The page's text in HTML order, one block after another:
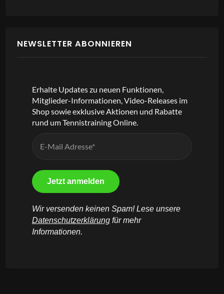
NEWSLETTER ABONNIEREN
Erhalte Updates zu neuen Funktionen,
Mitglieder-Informationen, Video-Releases im
Shop sowie exklusive Aktionen und Rabatte
rund um Tennistraining Online.
Wir versenden keinen Spam! Lese unsere
Datenschutzerklärungfür mehr
Informationen.